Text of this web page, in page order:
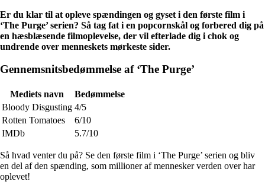
Er du klar til at opleve spændingen og gyset i den første film i
‘The Purge’ serien? Så tag fat i en popcornskål og forbered dig på
en hæsblæsende filmoplevelse, der vil efterlade dig i chok og
undrende over menneskets mørkeste sider.
Gennemsnitsbedømmelse af ‘The Purge’
Mediets navn
Bedømmelse
Bloody Disgusting 4/5
Rotten Tomatoes
6/10
IMDb
5.7/10
Så hvad venter du på? Se den første film i ‘The Purge’ serien og bliv
en del af den spænding, som millioner af mennesker verden over har
oplevet!